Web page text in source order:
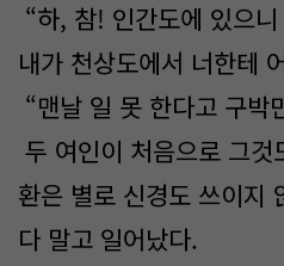
“하, 참! 인간도에 있으
내가 천상도에서 너한테
“맨날 일 못 한다고 구박
두 여인이 처음으로 그것
환은 별로 신경도 쓰이지
다 말고 일어났다.